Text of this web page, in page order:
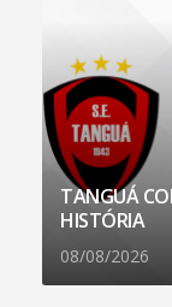
TANGUÁ
HISTÓRIA
08/08/2026